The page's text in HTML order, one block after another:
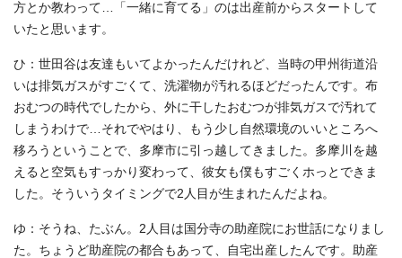
方とか教わって…「一緒に育てる」のは出産前からスタートして
いたと思います。
ひ：世田谷は友達もいてよかったんだけれど、当時の甲州街道沿
いは排気ガスがすごくて、洗濯物が汚れるほどだったんです。布
おむつの時代でしたから、外に干したおむつが排気ガスで汚れて
しまうわけで…それでやはり、もう少し自然環境のいいところへ
移ろうということで、多摩市に引っ越してきました。多摩川を越
えると空気もすっかり変わって、彼女も僕もすごくホっとできま
した。そういうタイミングで2人目が生まれたんだよね。
ゆ：そうね、たぶん。2人目は国分寺の助産院にお世話になりまし
た。ちょうど助産院の都合もあって、自宅出産したんです。助産